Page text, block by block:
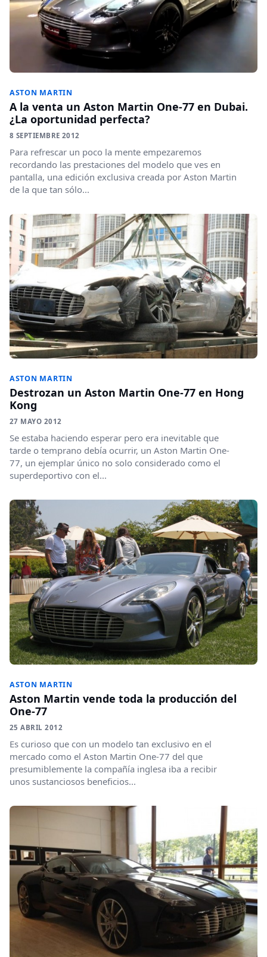
ASTON MARTIN
A la venta un Aston Martin One-77 en Dubai.
¿La oportunidad perfecta?
8 SEPTIEMBRE 2012
Para refrescar un poco la mente empezaremos
recordando las prestaciones del modelo que ves en
pantalla, una edición exclusiva creada por Aston Martin
de la que tan sólo...
ASTON MARTIN
Destrozan un Aston Martin One-77 en Hong
Kong
27 MAYO 2012
Se estaba haciendo esperar pero era inevitable que
tarde o temprano debía ocurrir, un Aston Martin One-
77, un ejemplar único no solo considerado como el
superdeportivo con el...
ASTON MARTIN
Aston Martin vende toda la producción del
One-77
25 ABRIL 2012
Es curioso que con un modelo tan exclusivo en el
mercado como el Aston Martin One-77 del que
presumiblemente la compañía inglesa iba a recibir
unos sustanciosos beneficios...